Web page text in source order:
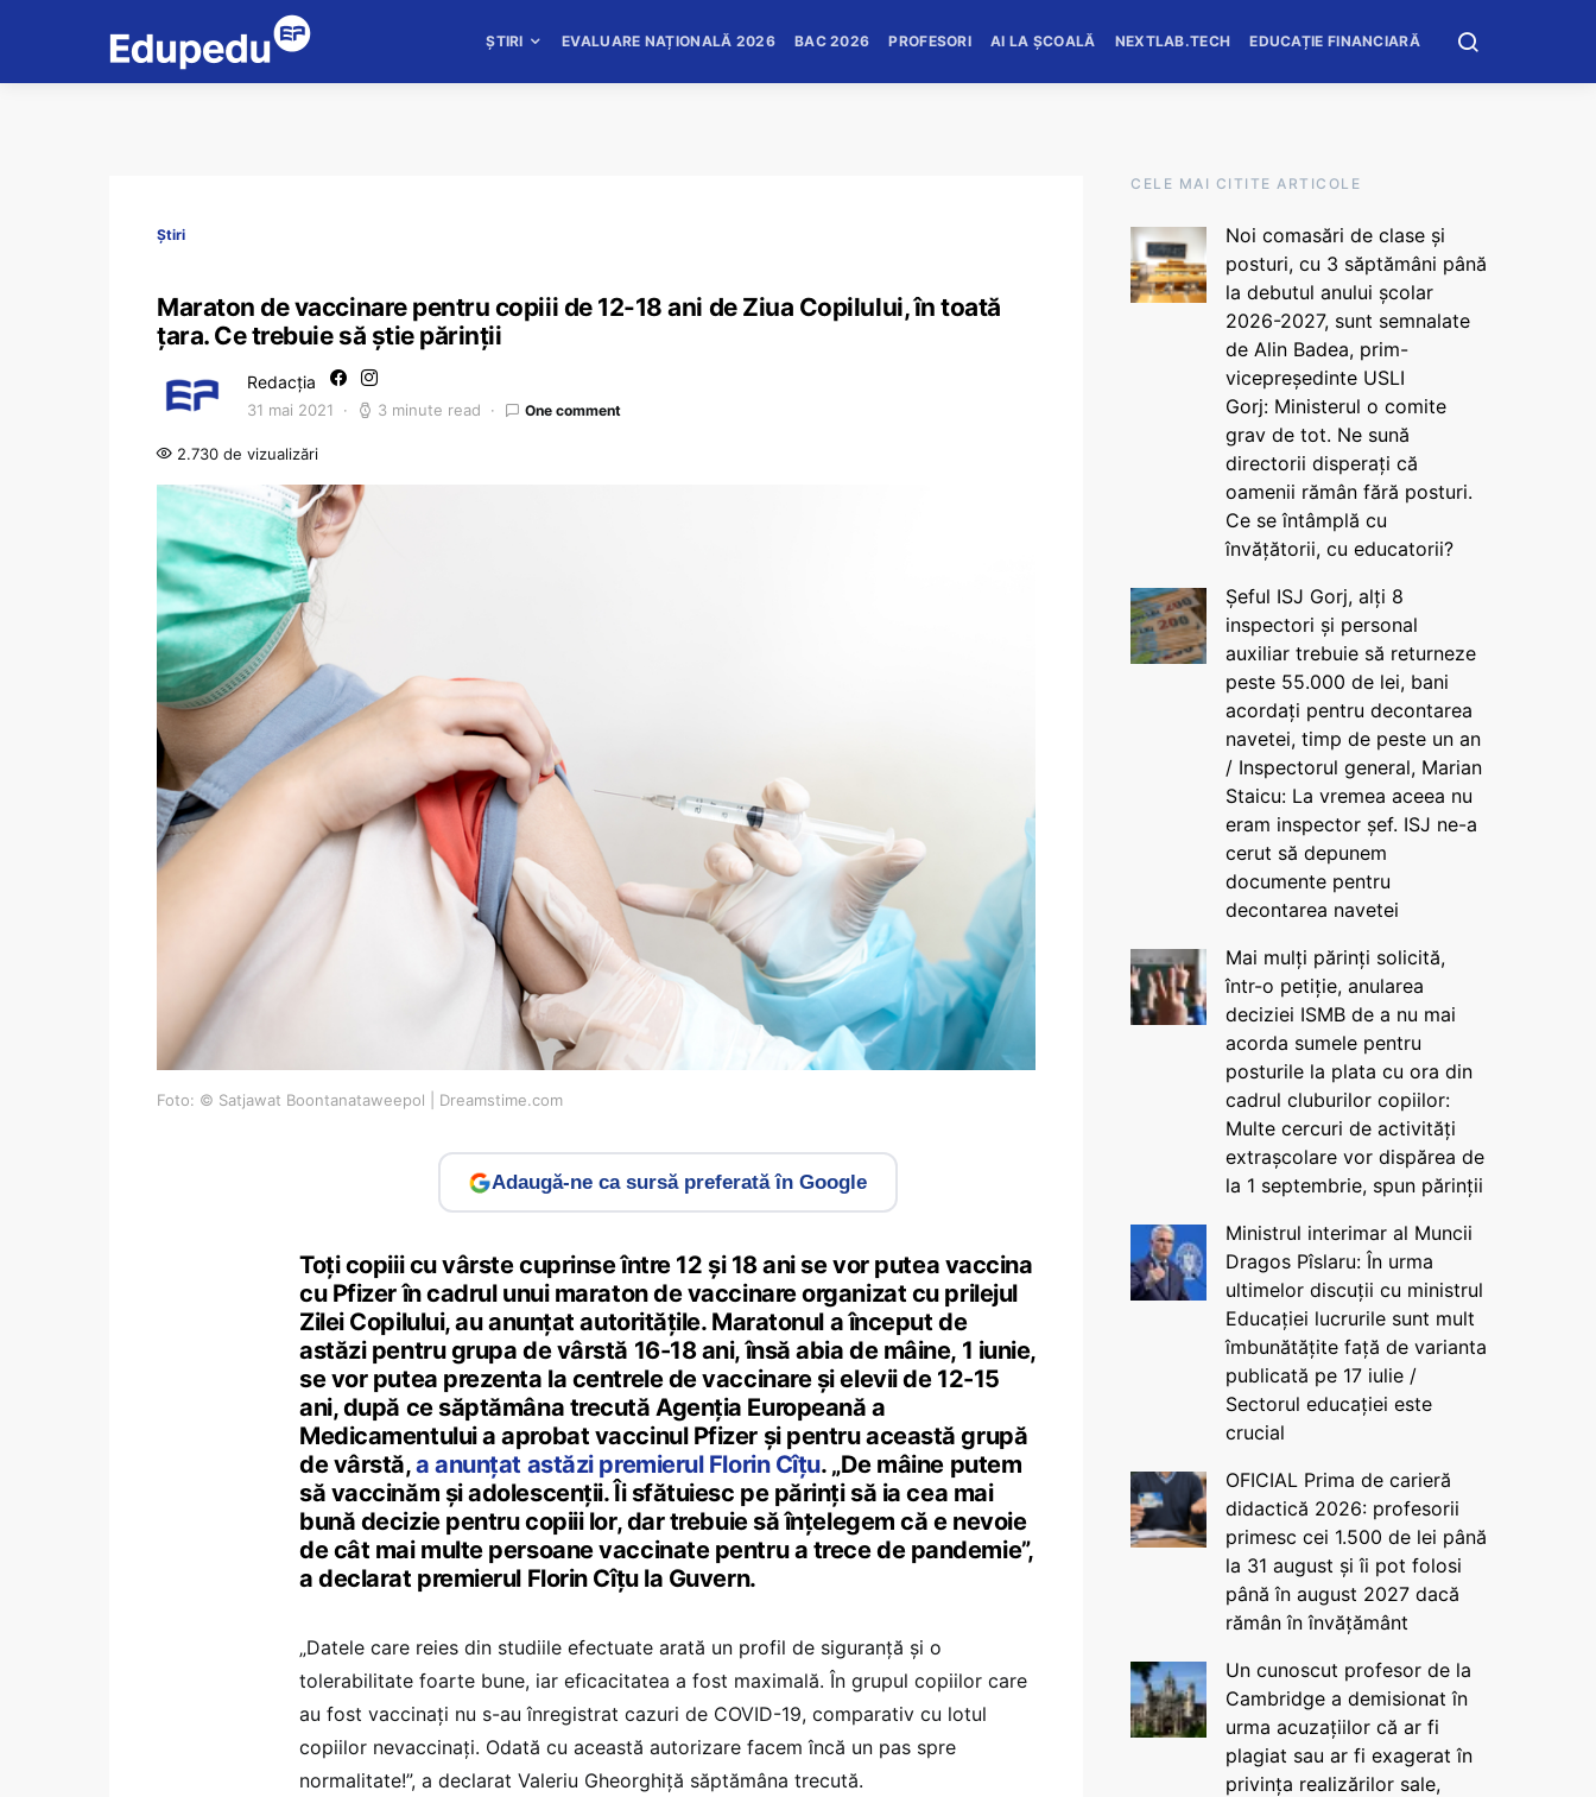
ȘTIRI EVALUARE NAȚIONALĂ 2026 BAC 2026 PROFESORI AI LA ȘCOALĂ NEXTLAB.TECH EDUCAȚIE FINANCIARĂ
Știri
Maraton de vaccinare pentru copiii de 12-18 ani de Ziua Copilului, în toată
țara. Ce trebuie să știe părinții
Redacția
31 mai 2021 3 minute read One comment
2.730 de vizualizări
Foto: © Satjawat Boontanataweepol | Dreamstime.com
Adaugă-ne ca sursă preferată în Google
Toți copiii cu vârste cuprinse între 12 și 18 ani se vor putea vaccina
cu Pfizer în cadrul unui maraton de vaccinare organizat cu prilejul
Zilei Copilului, au anunțat autoritățile. Maratonul a început de
astăzi pentru grupa de vârstă 16-18 ani, însă abia de mâine, 1 iunie,
se vor putea prezenta la centrele de vaccinare și elevii de 12-15
ani, după ce săptămâna trecută Agenția Europeană a
Medicamentului a aprobat vaccinul Pfizer și pentru această grupă
de vârstă,a anunțat astăzi premierul Florin Cîțu. „De mâine putem
să vaccinăm și adolescenții. Îi sfătuiesc pe părinți să ia cea mai
bună decizie pentru copiii lor, dar trebuie să înțelegem că e nevoie
de cât mai multe persoane vaccinate pentru a trece de pandemie”,
a declarat premierul Florin Cîțu la Guvern.
„Datele care reies din studiile efectuate arată un profil de siguranţă şi o
tolerabilitate foarte bune, iar eficacitatea a fost maximală. În grupul copiilor care
au fost vaccinaţi nu s-au înregistrat cazuri de COVID-19, comparativ cu lotul
copiilor nevaccinaţi. Odată cu această autorizare facem încă un pas spre
normalitate!”, a declarat Valeriu Gheorghiţă săptămâna trecută.
CELE MAI CITITE ARTICOLE
Noi comasări de clase și
posturi, cu 3 săptămâni până
la debutul anului școlar
2026-2027, sunt semnalate
de Alin Badea, prim-
vicepreședinte USLI
Gorj: Ministerul o comite
grav de tot. Ne sună
directorii disperați că
oamenii rămân fără posturi.
Ce se întâmplă cu
învățătorii, cu educatorii?
Șeful ISJ Gorj, alți 8
inspectori și personal
auxiliar trebuie să returneze
peste 55.000 de lei, bani
acordați pentru decontarea
navetei, timp de peste un an
/ Inspectorul general, Marian
Staicu: La vremea aceea nu
eram inspector șef. ISJ ne-a
cerut să depunem
documente pentru
decontarea navetei
Mai mulți părinți solicită,
într-o petiție, anularea
deciziei ISMB de a nu mai
acorda sumele pentru
posturile la plata cu ora din
cadrul cluburilor copiilor:
Multe cercuri de activități
extrașcolare vor dispărea de
la 1 septembrie, spun părinții
Ministrul interimar al Muncii
Dragos Pîslaru: În urma
ultimelor discuții cu ministrul
Educației lucrurile sunt mult
îmbunătățite față de varianta
publicată pe 17 iulie /
Sectorul educației este
crucial
OFICIAL Prima de carieră
didactică 2026: profesorii
primesc cei 1.500 de lei până
la 31 august și îi pot folosi
până în august 2027 dacă
rămân în învățământ
Un cunoscut profesor de la
Cambridge a demisionat în
urma acuzațiilor că ar fi
plagiat sau ar fi exagerat în
privința realizărilor sale,